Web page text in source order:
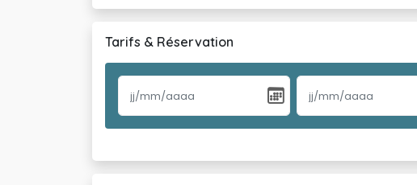
Tarifs & Réservation